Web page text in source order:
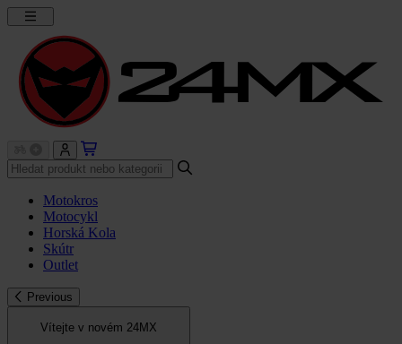
Motokros
Motocykl
Horská Kola
Skútr
Outlet
Previous
Vítejte v novém 24MX